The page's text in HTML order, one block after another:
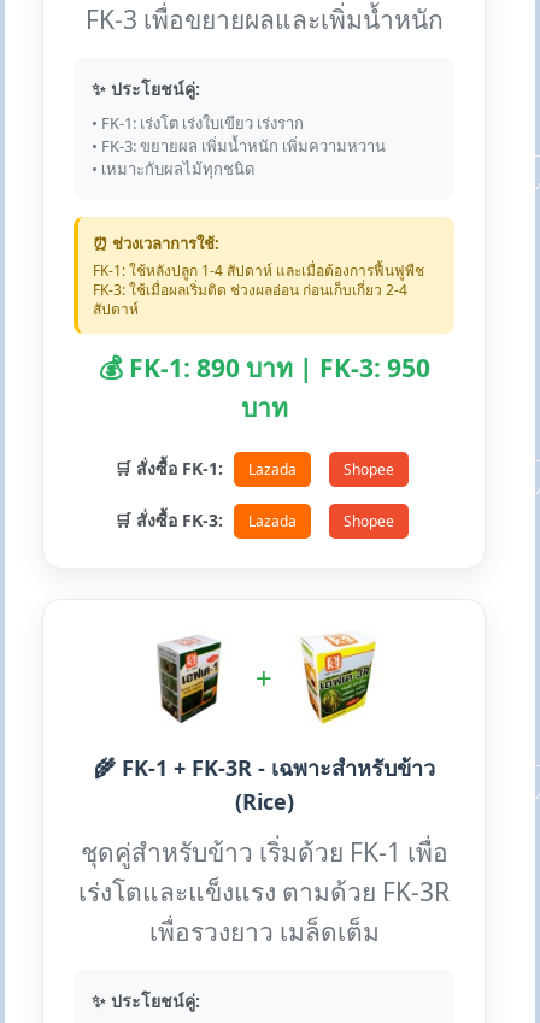
FK-3 เพื่อขยายผลและเพิ่มน้ำหนัก
✨ ประโยชน์คู่:
• FK-1: เร่งโต เร่งใบเขียว เร่งราก
• FK-3: ขยายผล เพิ่มน้ำหนัก เพิ่มความหวาน
• เหมาะกับผลไม้ทุกชนิด
⏰ ช่วงเวลาการใช้:
FK-1: ใช้หลังปลูก 1-4 สัปดาห์ และเมื่อต้องการฟื้นฟูพืช
FK-3: ใช้เมื่อผลเริ่มติด ช่วงผลอ่อน ก่อนเก็บเกี่ยว 2-4
สัปดาห์
💰 FK-1: 890 บาท | FK-3: 950
บาท
🛒 สั่งซื้อ FK-1: Lazada Shopee
🛒 สั่งซื้อ FK-3: Lazada Shopee
+
🌾 FK-1 + FK-3R - เฉพาะสำหรับข้าว
(Rice)
ชุดคู่สำหรับข้าว เริ่มด้วย FK-1 เพื่อ
เร่งโตและแข็งแรง ตามด้วย FK-3R
เพื่อรวงยาว เมล็ดเต็ม
✨ ประโยชน์คู่: